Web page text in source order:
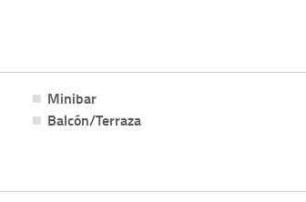
Minibar
Balcón/Terraza